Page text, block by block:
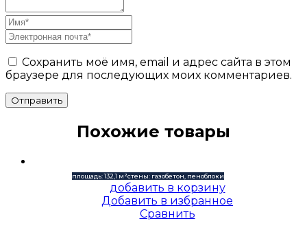
Сохранить моё имя, email и адрес сайта в этом
браузере для последующих моих комментариев.
Отправить
Похожие товары
площадь: 132,1 м²стены: газобетон, пеноблоки
добавить в корзину
Добавить в избранное
Сравнить